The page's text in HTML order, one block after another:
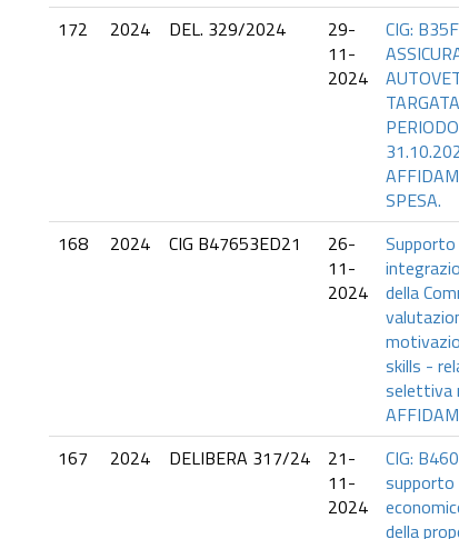
172 2024 DEL. 329/2024
29-
11-
2024
CIG:
SPESA.
168 2024 CIG B47653ED21
26-
11-
2024
della
skills -
selettiva
167 2024 DELIBERA 317/24
21-
11-
2024
CIG:
supporto
della